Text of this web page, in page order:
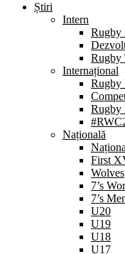
Știri
Intern
Rugby
Rugby
Internațional
Rugby
Rugby
Națională
First
Wolves
7’s
7’s
U20
U19
U18
U17